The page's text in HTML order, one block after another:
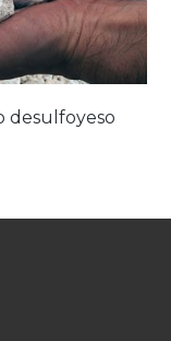
desulfoyeso